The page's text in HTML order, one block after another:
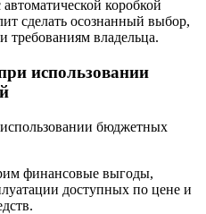
коробкой
сделать осознанный выбор,
владельца.
использовании
финансовые выгоды,
доступных по цене и